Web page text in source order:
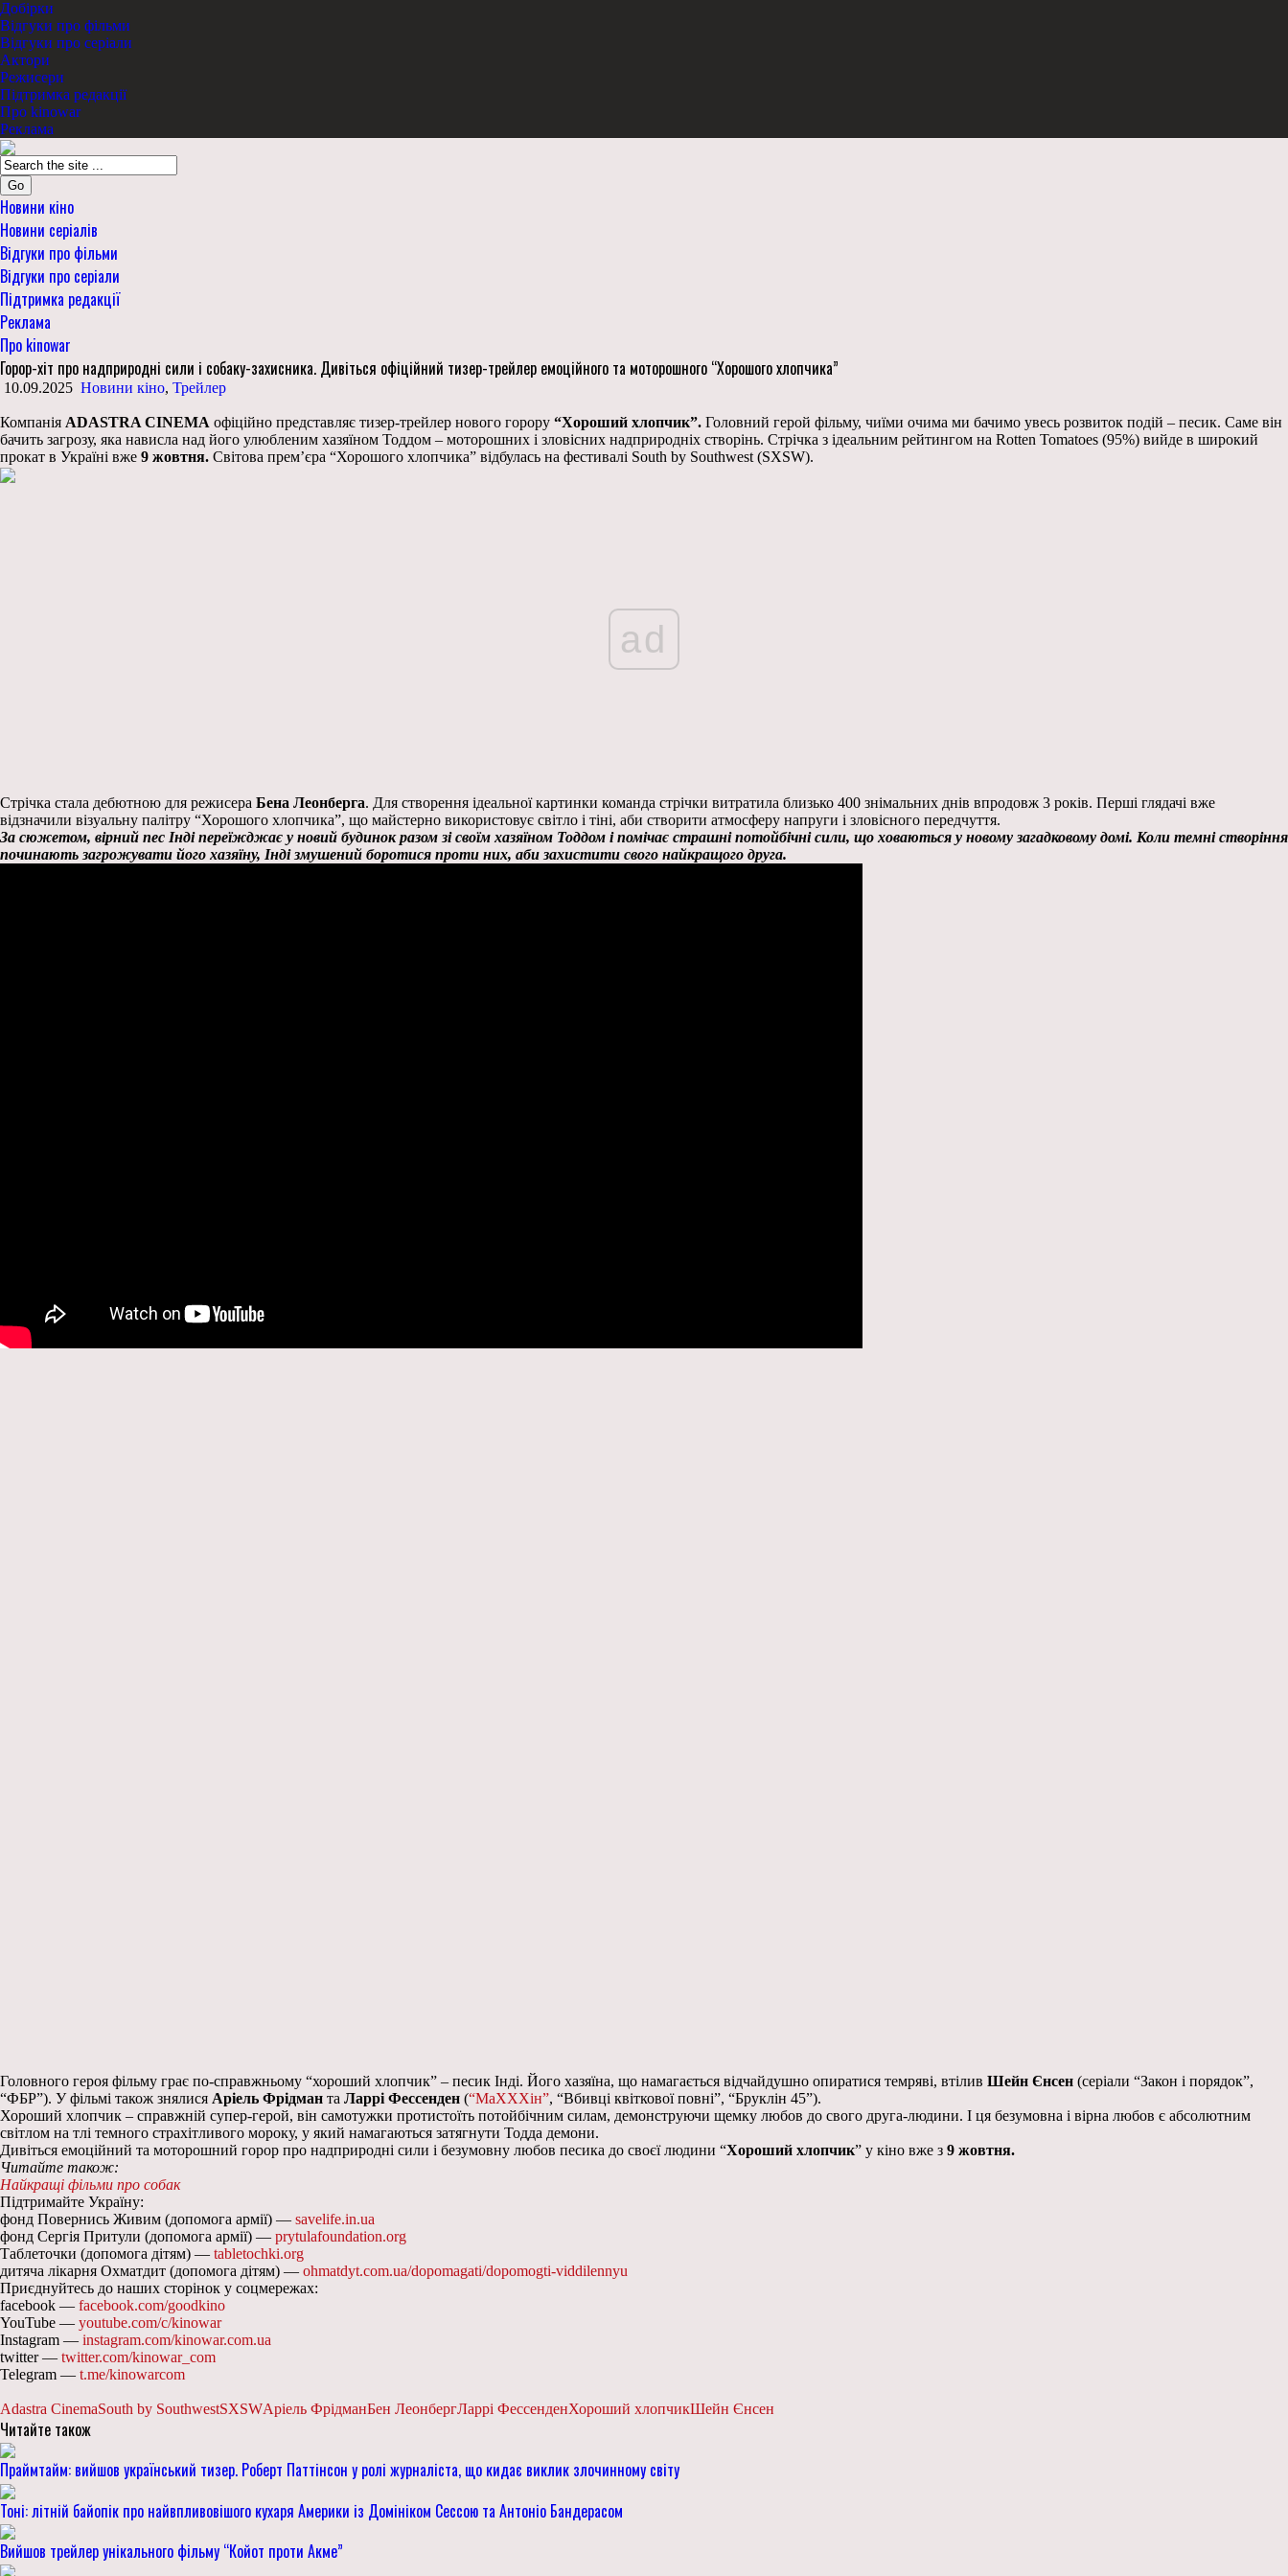
Добірки
Відгуки про фільми
Відгуки про серіали
Актори
Режисери
Підтримка редакції
Про kinowar
Реклама
Go
Новини кіно
Новини серіалів
Відгуки про фільми
Відгуки про серіали
Підтримка редакції
Реклама
Про kinowar
Горор-хіт про надприродні сили і собаку-захисника. Дивіться офіційний тизер-трейлер емоційного та моторошного “Хорошого хлопчика”
10.09.2025 Новини кіно, Трейлер
Компанія ADASTRA CINEMA офіційно представляє тизер-трейлер нового горору “Хороший хлопчик”. Головний герой фільму, чиїми очима ми бачимо увесь розвиток подій – песик. Саме він
бачить загрозу, яка нависла над його улюбленим хазяїном Тоддом – моторошних і зловісних надприродніх створінь. Стрічка з ідеальним рейтингом на Rotten Tomatoes (95%) вийде в широкий
прокат в Україні вже 9 жовтня. Світова прем’єра “Хорошого хлопчика” відбулась на фестивалі South by Southwest (SXSW).
ad
Стрічка стала дебютною для режисера Бена Леонберга. Для створення ідеальної картинки команда стрічки витратила близько 400 знімальних днів впродовж 3 років. Перші глядачі вже
відзначили візуальну палітру “Хорошого хлопчика”, що майстерно використовує світло і тіні, аби створити атмосферу напруги і зловісного передчуття.
За сюжетом, вірний пес Інді переїжджає у новий будинок разом зі своїм хазяїном Тоддом і помічає страшні потойбічні сили, що ховаються у новому загадковому домі. Коли темні створіння
починають загрожувати його хазяїну, Інді змушений боротися проти них, аби захистити свого найкращого друга.
Головного героя фільму грає по-справжньому “хороший хлопчик” – песик Інді. Його хазяїна, що намагається відчайдушно опиратися темряві, втілив Шейн Єнсен (серіали “Закон і порядок”,
“ФБР”). У фільмі також знялися Аріель Фрідман та Ларрі Фессенден (“МаXXXін”, “Вбивці квіткової повні”, “Бруклін 45”).
Хороший хлопчик – справжній супер-герой, він самотужки протистоїть потойбічним силам, демонструючи щемку любов до свого друга-людини. І ця безумовна і вірна любов є абсолютним
світлом на тлі темного страхітливого мороку, у який намагаються затягнути Тодда демони.
Дивіться емоційний та моторошний горор про надприродні сили і безумовну любов песика до своєї людини “Хороший хлопчик” у кіно вже з 9 жовтня.
Читайте також:
Найкращі фільми про собак
Підтримайте Україну:
фонд Повернись Живим (допомога армії) — savelife.in.ua
фонд Сергія Притули (допомога армії) — prytulafoundation.org
Таблеточки (допомога дітям) — tabletochki.org
дитяча лікарня Охматдит (допомога дітям) — ohmatdyt.com.ua/dopomagati/dopomogti-viddilennyu
Приєднуйтесь до наших сторінок у соцмережах:
facebook — facebook.com/goodkino
YouTube — youtube.com/c/kinowar
Instagram — instagram.com/kinowar.com.ua
twitter — twitter.com/kinowar_com
Telegram — t.me/kinowarcom
Adastra CinemaSouth by SouthwestSXSWАріель ФрідманБен ЛеонбергЛаррі ФессенденХороший хлопчикШейн Єнсен
Читайте також
Праймтайм: вийшов український тизер. Роберт Паттінсон у ролі журналіста, що кидає виклик злочинному світу
Тоні: літній байопік про найвпливовішого кухаря Америки із Домініком Сессою та Антоніо Бандерасом
Вийшов трейлер унікального фільму “Койот проти Акме”